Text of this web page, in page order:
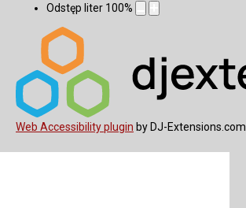
Odstęp liter 100%
Web Accessibility plugin by DJ-Extensions.com